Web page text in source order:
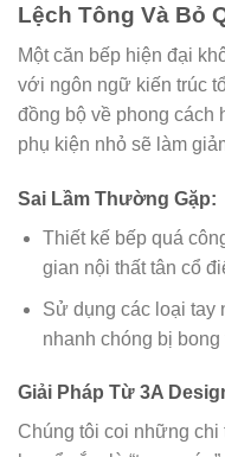
Lệch Tông Và Bỏ
Một căn bếp hiện đại
với ngôn ngữ kiến trúc
đồng bộ về phong cách
phụ kiện nhỏ sẽ làm
Sai Lầm Thường Gặp:
Thiết kế bếp quá
gian nội thất tân cổ
Sử dụng các loại tay
nhanh chóng bị
Giải Pháp Từ 3A
Chúng tôi coi những